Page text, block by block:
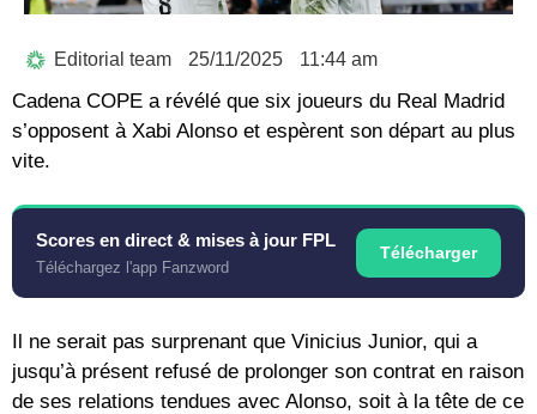
Editorial team 25/11/2025 11:44 am
Cadena COPE a révélé que six joueurs du Real Madrid
s’opposent à Xabi Alonso et espèrent son départ au plus
vite.
Scores en direct & mises à jour FPL
Téléchargez l'app Fanzword
Télécharger
Il ne serait pas surprenant que Vinicius Junior, qui a
jusqu’à présent refusé de prolonger son contrat en raison
de ses relations tendues avec Alonso, soit à la tête de ce